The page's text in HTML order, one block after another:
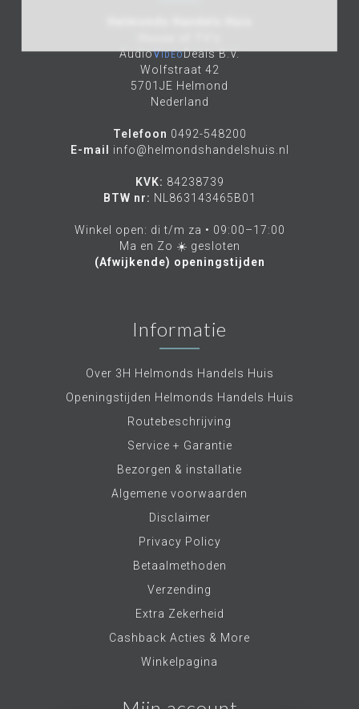
AudioVideoDeals B.V.
Wolfstraat 42
5701JE Helmond
Nederland
Telefoon 0492-548200
E-mail
info@helmondshandelshuis.nl
KVK: 84238739
BTW nr: NL863143465B01
Winkel open: di t/m za • 09:00–17:00
Ma en Zo ☀️ gesloten
(Afwijkende) openingstijden
Informatie
Over 3H Helmonds Handels Huis
Openingstijden Helmonds Handels Huis
Routebeschrijving
Service + Garantie
Bezorgen & installatie
Algemene voorwaarden
Disclaimer
Privacy Policy
Betaalmethoden
Verzending
Extra Zekerheid
Cashback Acties & More
Winkelpagina